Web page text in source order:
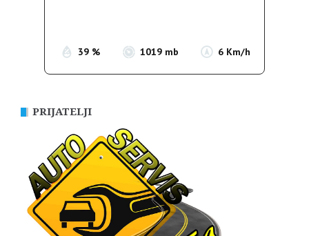
39 % 1019 mb 6 Km/h
PRIJATELJI